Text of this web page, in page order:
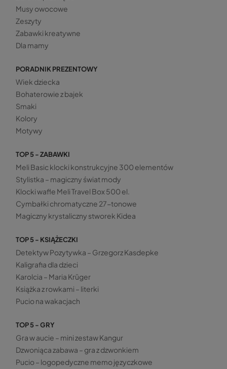
Musy owocowe
Zeszyty
Zabawki kreatywne
Dla mamy
PORADNIK PREZENTOWY
Wiek dziecka
Bohaterowie z bajek
Smaki
Kolory
Motywy
TOP 5 - ZABAWKI
Meli Basic klocki konstrukcyjne 300 elementów
Stylistka – magiczny świat mody
Klocki wafle Meli Travel Box 500 el.
Cymbałki chromatyczne 27-tonowe
Magiczny krystaliczny stworek Kidea
TOP 5 - KSIĄŻECZKI
Detektyw Pozytywka – Grzegorz Kasdepke
Kaligrafia dla dzieci
Karolcia – Maria Krüger
Książka z rowkami – literki
Pucio na wakacjach
TOP 5 - GRY
Gra w aucie – mini zestaw Kangur
Dzwoniąca zabawa – gra z dzwonkiem
Pucio – logopedyczne memo języczkowe